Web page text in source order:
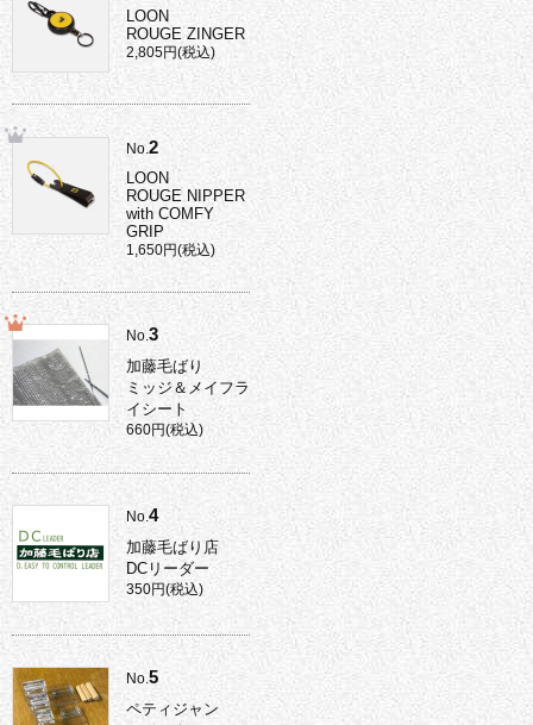
LOON
ROUGE ZINGER
2,805円(税込)
No. 2
LOON
ROUGE NIPPER
with COMFY
GRIP
1,650円(税込)
No.3
加藤毛ばり
ミッジ＆メイフラ
イシート
660円(税込)
No.4
加藤毛ばり店
DCリーダー
350円(税込)
No.5
ペティジャン